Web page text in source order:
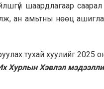
шаардлагаар
ан амьтны нөөц
тухай хуулийг 2025
Хурлын Хэвлэл